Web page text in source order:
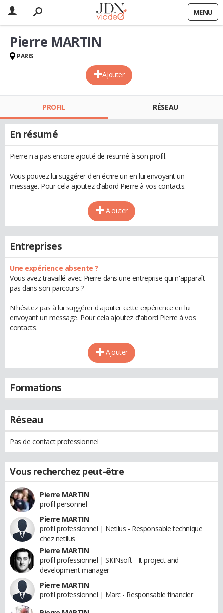
MENU
Ajouter
Pierre MARTIN
PARIS
PROFIL RÉSEAU
En résumé
Pierre n'a pas encore ajouté de résumé à son profil.
Vous pouvez lui suggérer d'en écrire un en lui envoyant un
message. Pour cela ajoutez d'abord Pierre à vos contacts.
Ajouter
Entreprises
Une expérience absente ?
Vous avez travaillé avec Pierre dans une entreprise qui n'apparaît
pas dans son parcours ?
N'hésitez pas à lui suggérer d'ajouter cette expérience en lui
envoyant un message. Pour cela ajoutez d'abord Pierre à vos
contacts.
Ajouter
Formations
Réseau
Pas de contact professionnel
Vous recherchez peut-être
Pierre MARTIN
profil personnel
Pierre MARTIN
profil professionnel | Netilus - Responsable technique
chez netilus
Pierre MARTIN
profil professionnel | SKINsoft - It project and
development manager
Pierre MARTIN
profil professionnel | Marc - Responsable financier